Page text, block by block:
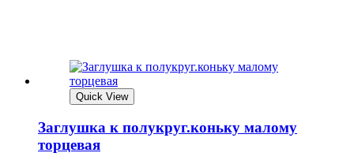
Quick View
Заглушка к полукруг.коньку малому
торцевая